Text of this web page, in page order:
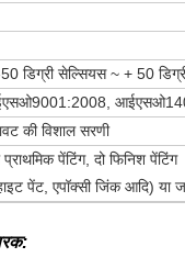
डिग्री सेल्सियस ~ + 50
की विशाल सरणी
पेंटिंग, दो फिनिश पेंटिंग
पेंट, एपॉक्सी जिंक आदि) या